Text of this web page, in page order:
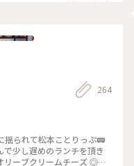
264
揺られて松本ことりっぷ🚃
少し遅めのランチを頂き